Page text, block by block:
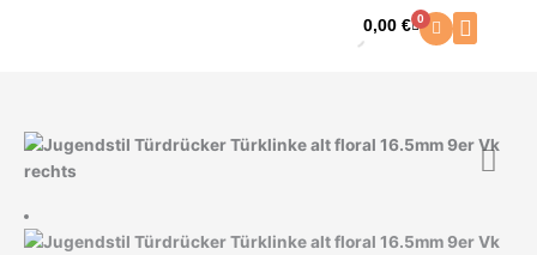
0,00€ 0
Warenkorb